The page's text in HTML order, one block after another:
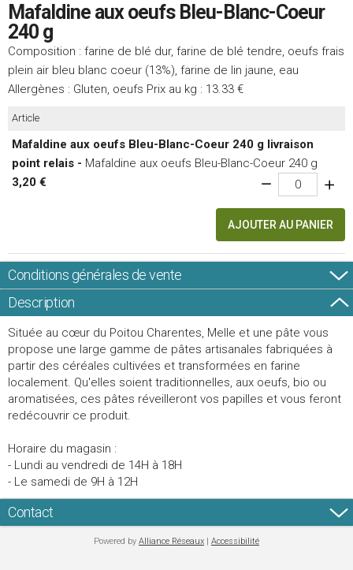
Mafaldine aux oeufs Bleu-Blanc-Coeur
240 g
Composition : farine de blé dur, farine de blé tendre, oeufs frais
plein air bleu blanc coeur (13%), farine de lin jaune, eau
Allergènes : Gluten, oeufs Prix au kg : 13.33 €
Article
Mafaldine aux oeufs Bleu-Blanc-Coeur 240 g livraison
point relais - Mafaldine aux oeufs Bleu-Blanc-Coeur 240 g
3,20 €
AJOUTER AU PANIER
Conditions générales de vente
Description
Située au cœur du Poitou Charentes, Melle et une pâte vous
propose une large gamme de pâtes artisanales fabriquées à
partir des céréales cultivées et transformées en farine
localement. Qu'elles soient traditionnelles, aux oeufs, bio ou
aromatisées, ces pâtes réveilleront vos papilles et vous feront
redécouvrir ce produit.
Horaire du magasin :
- Lundi au vendredi de 14H à 18H
- Le samedi de 9H à 12H
Contact
Powered by Alliance Réseaux Accessibilité